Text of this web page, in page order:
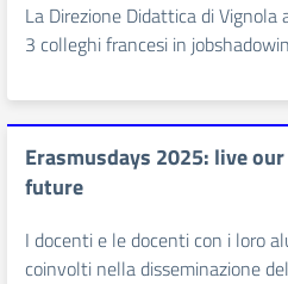
La Direzione Didattica di
3 colleghi francesi in
Erasmusdays 2025: live
future
I docenti e le docenti con i loro
coinvolti nella disseminazione